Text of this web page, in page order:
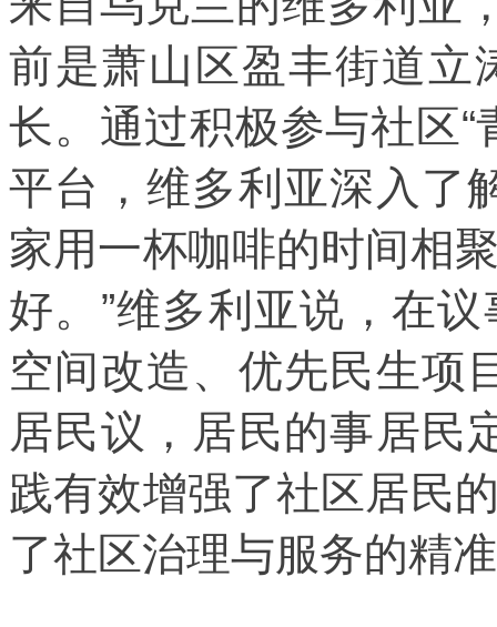
前是萧山区盈丰街道立
长。通过积极参与社区
平台，维多利亚深入了
家用一杯咖啡的时间相
好。”维多利亚说，在
空间改造、优先民生项
居民议，居民的事居民
践有效增强了社区居民
了社区治理与服务的精